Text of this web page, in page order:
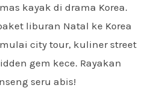
kayak di drama Korea.
liburan Natal ke Korea
city tour, kuliner street
gem kece. Rayakan
seru abis!